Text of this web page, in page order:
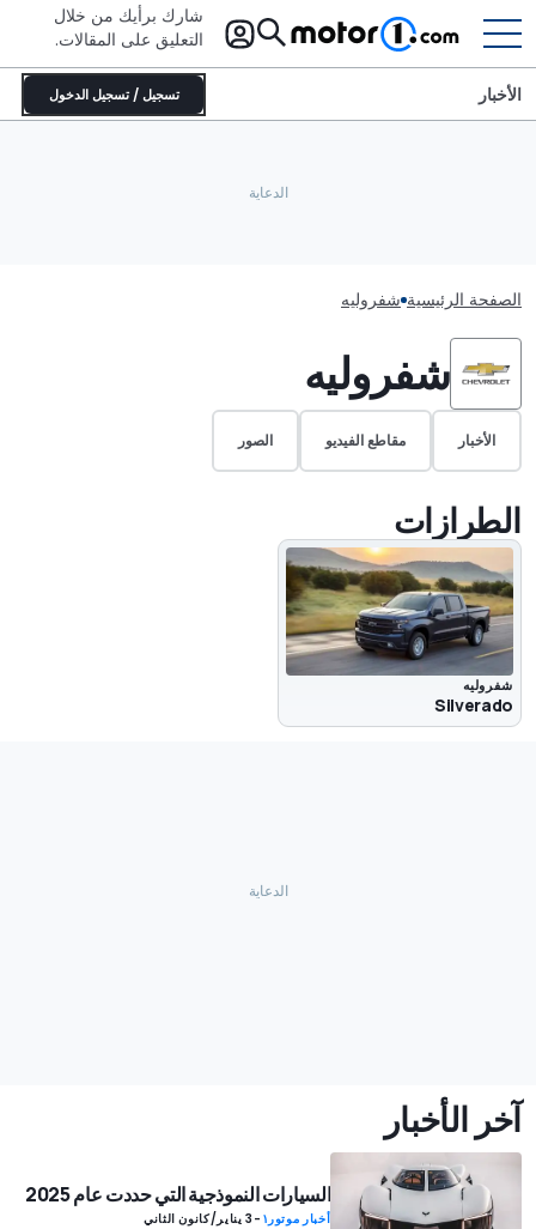
شارك برأيك من خلال
التعليق على المقالات.
تسجيل / تسجيل الدخول الأخبار
الصفحة الرئيسية شفروليه
شفروليه
الأخبار مقاطع الفيديو الصور
الطرازات
شفروليه
Silverado
آخر الأخبار
السيارات النموذجية التي حددت عام 2025
أخبار موتور١ - 3 يناير/كانون الثاني